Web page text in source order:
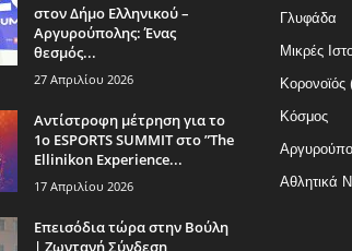
στον Δήμο Ελληνικού –
Αργυρούπολης: Ένας
θεσμός...
27 Απριλίου 2026
Αντίστροφη μέτρηση για το
1ο ESPORTS SUMMIT στο ”The
Ellinikon Experience...
17 Απριλίου 2026
Επεισόδια τώρα στην Βούλη
| Ζωντανή Σύνδεση
Γλυφάδα
Μικρές
Κόσμος
Αθλητικά